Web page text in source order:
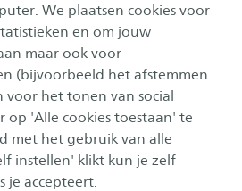
We plaatsen cookies voor
en om jouw
maar ook voor
(bijvoorbeeld het afstemmen
voor het tonen van social
op 'Alle cookies toestaan' te
met het gebruik van alle
instellen' klikt kun je zelf
je accepteert.
minor in
de online
plekken in
Leestijd: 6 Minuten